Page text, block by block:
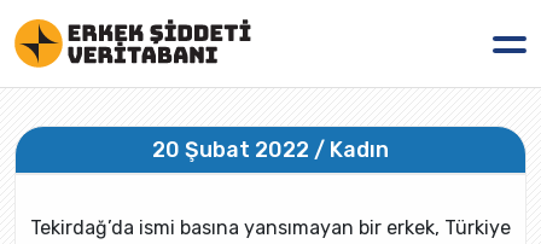
20 Şubat 2022 / Kadın
Tekirdağ’da ismi basına yansımayan bir erkek, Türkiye